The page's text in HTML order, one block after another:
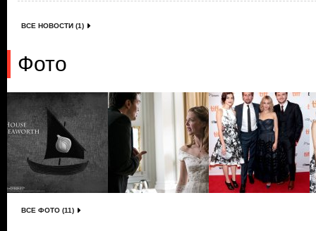
ВСЕ НОВОСТИ (1)
Фото
ВСЕ ФОТО (11)